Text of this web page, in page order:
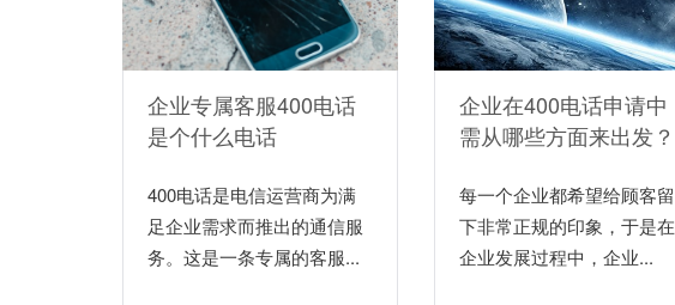
企业专属客服400电话
是个什么电话
400电话是电信运营商为满
足企业需求而推出的通信服
务。这是一条专属的客服...
企业在400电话申请中
需从哪些方面来出发？
每一个企业都希望给顾客留
下非常正规的印象，于是在
企业发展过程中，企业...